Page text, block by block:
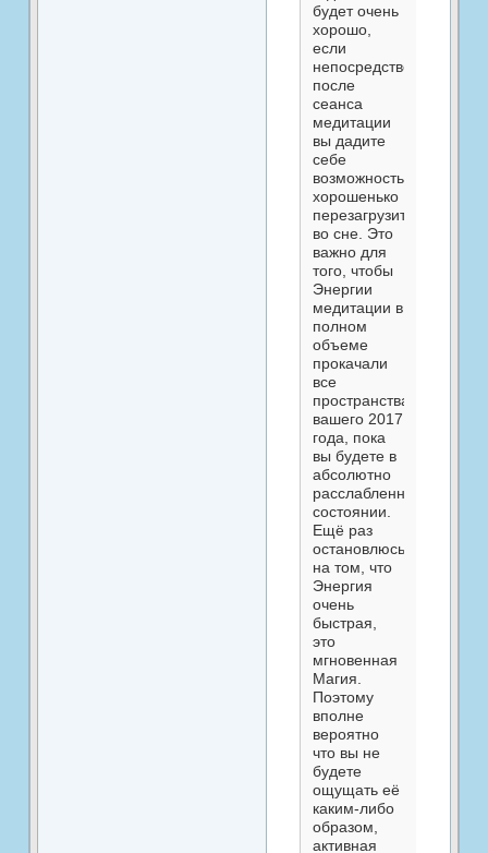
будет очень
хорошо,
если
непосредственно
после
сеанса
медитации
вы дадите
себе
возможность
хорошенько
перезагрузиться
во сне. Это
важно для
того, чтобы
Энергии
медитации в
полном
объеме
прокачали
все
пространства
вашего 2017
года, пока
вы будете в
абсолютно
расслабленном
состоянии.
Ещё раз
остановлюсь
на том, что
Энергия
очень
быстрая,
это
мгновенная
Магия.
Поэтому
вполне
вероятно
что вы не
будете
ощущать её
каким-либо
образом,
активная